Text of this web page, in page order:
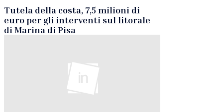
Tutela della costa, 7,5 milioni di
euro per gli interventi sul litorale
di Marina di Pisa